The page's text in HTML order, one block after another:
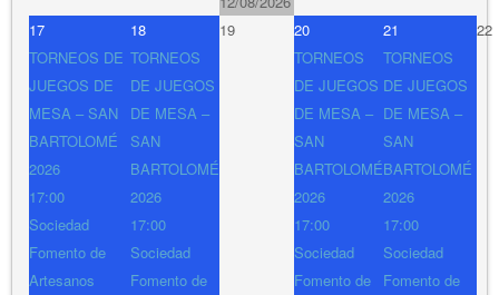
17
TORNEOS DE
JUEGOS DE
MESA – SAN
BARTOLOMÉ
2026
17:00
Sociedad
Fomento de
Artesanos
18
TORNEOS
DE JUEGOS
DE MESA –
SAN
BARTOLOMÉ
2026
17:00
Sociedad
Fomento de
19
20
TORNEOS
DE JUEGOS
DE MESA –
SAN
BARTOLOMÉ
2026
17:00
Sociedad
Fomento de
21
TORNEOS
DE JUEGOS
DE MESA –
SAN
BARTOLOMÉ
2026
17:00
Sociedad
Fomento de
22